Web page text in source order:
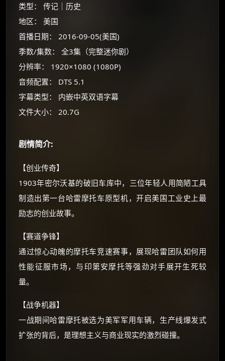
类型： 传记｜历史
地区： 美国
首播日期： 2016-09-05(美国)
季数/集数： 全3集（完整迷你剧）
分辨率： 1920×1080 (1080P)
音频配置： DTS 5.1
字幕类型： 内嵌中英双语字幕
文件大小： 20.7G
剧情简介:
【创业传奇】
1903年密尔沃基的破旧车库中，三位年轻人用简陋工具
制造出第一台哈雷摩托车原型机，开启美国工业史上最
励志的创业故事。
【赛道争锋】
通过惊心动魄的摩托车竞速赛事，展现哈雷团队如何用
性能征服市场，与印第安摩托等强劲对手展开生死较
量。
【战争机器】
一战期间哈雷摩托被选为美军军用车辆，生产线爆发式
扩张的背后，是理想主义与商业现实的激烈碰撞。
🧧 福利领取站
☕
优惠券、活动红包，每日可领。
⚡